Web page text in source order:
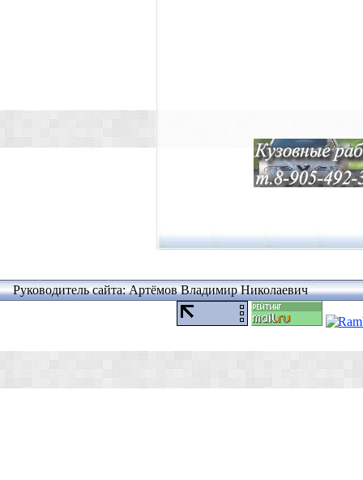
Руководитель сайта: Артёмов Владимир Николаевич